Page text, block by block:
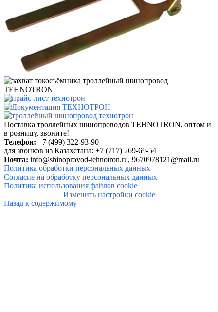
Поставка троллейных шинопроводов TEHNOTRON, оптом и
в розницу, звоните!
Телефон: +7 (499) 322-93-90
для звонков из Казахстана: +7 (717) 269-69-54
Почта: info@shinoprovod-tehnotron.ru, 9670978121@mail.ru
Политика обработки персональных данных
Согласие на обработку персональных данных
Политика использования файлов cookie
Изменить настройки cookie
Назад к содержимому